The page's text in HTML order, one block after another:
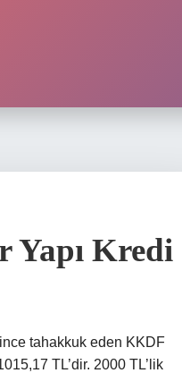
Yapı Kredi
tahakkuk eden KKDF
TL’dir. 2000 TL’lik